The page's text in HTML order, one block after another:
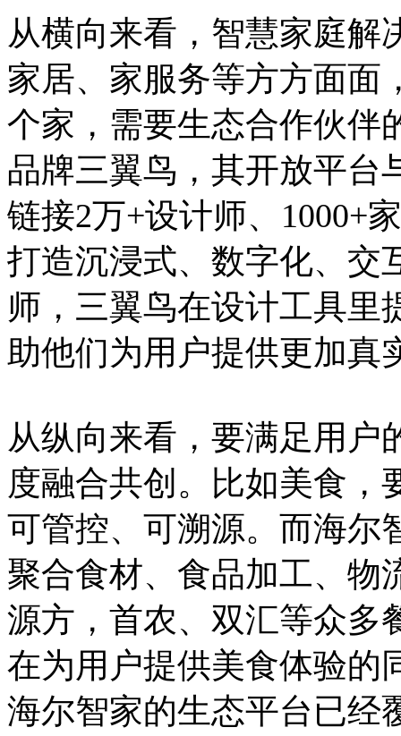
从横向来看，智慧家庭解
家居、家服务等方方面面
个家，需要生态合作伙伴
品牌三翼鸟，其开放平台
链接2万+设计师、1000+
打造沉浸式、数字化、交
师，三翼鸟在设计工具里
助他们为用户提供更加真
从纵向来看，要满足用户
度融合共创。比如美食，
可管控、可溯源。而海尔
聚合食材、食品加工、物
源方，首农、双汇等众多
在为用户提供美食体验的
海尔智家的生态平台已经